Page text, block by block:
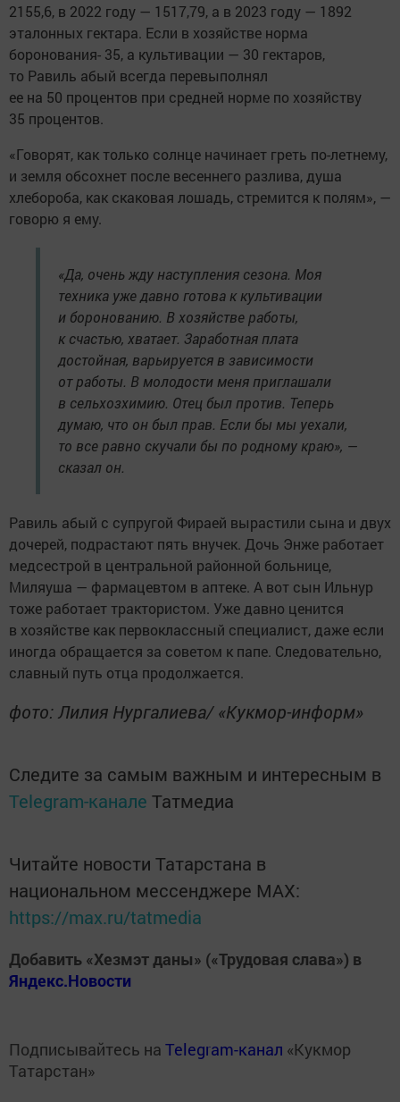
2155,6, в 2022 году — 1517,79, а в 2023 году — 1892
эталонных гектара. Если в хозяйстве норма
боронования- 35, а культивации — 30 гектаров,
то Равиль абый всегда перевыполнял
ее на 50 процентов при средней норме по хозяйству
35 процентов.
«Говорят, как только солнце начинает греть по-летнему,
и земля обсохнет после весеннего разлива, душа
хлебороба, как скаковая лошадь, стремится к полям», —
говорю я ему.
«Да, очень жду наступления сезона. Моя
техника уже давно готова к культивации
и боронованию. В хозяйстве работы,
к счастью, хватает. Заработная плата
достойная, варьируется в зависимости
от работы. В молодости меня приглашали
в сельхозхимию. Отец был против. Теперь
думаю, что он был прав. Если бы мы уехали,
то все равно скучали бы по родному краю», —
сказал он.
Равиль абый с супругой Фираей вырастили сына и двух
дочерей, подрастают пять внучек. Дочь Энже работает
медсестрой в центральной районной больнице,
Миляуша — фармацевтом в аптеке. А вот сын Ильнур
тоже работает трактористом. Уже давно ценится
в хозяйстве как первоклассный специалист, даже если
иногда обращается за советом к папе. Следовательно,
славный путь отца продолжается.
фото: Лилия Нургалиева/ «Кукмор-информ»
Следите за самым важным и интересным в
Telegram-канале Татмедиа
Читайте новости Татарстана в
национальном мессенджере MАХ:
https://max.ru/tatmedia
Добавить «Хезмэт даны» («Трудовая слава») в
Яндекс.Новости
Подписывайтесь на Telegram-канал «Кукмор
Татарстан»